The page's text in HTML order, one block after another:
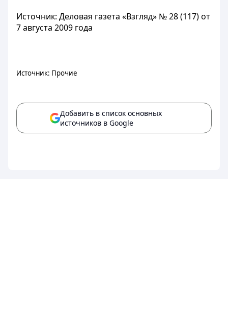
Источник: Деловая газета «Взгляд» № 28 (117) от
7 августа 2009 года
Источник: Прочие
Добавить в список основных
источников в Google